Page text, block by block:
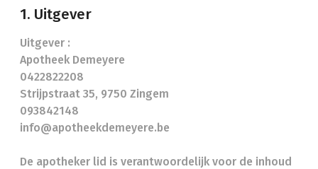
1. Uitgever
Uitgever :
Apotheek Demeyere
0422822208
Strijpstraat 35, 9750 Zingem
093842148
info@apotheekdemeyere.be
De apotheker lid is verantwoordelijk voor de inhoud